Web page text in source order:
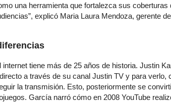
una herramienta que fortalezca sus coberturas
explicó Maria Laura Mendoza, gerente
tiene más de 25 años de historia. Justin
a través de su canal Justin TV y para verlo,
la transmisión. Esto, posteriormente se
García narró cómo en 2008 YouTube